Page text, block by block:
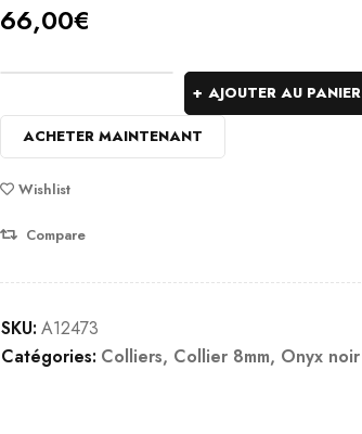
66,00€
AJOUTER AU PANIER
ACHETER MAINTENANT
Wishlist
Compare
SKU: A12473
Catégories: Colliers, Collier 8mm, Onyx noir